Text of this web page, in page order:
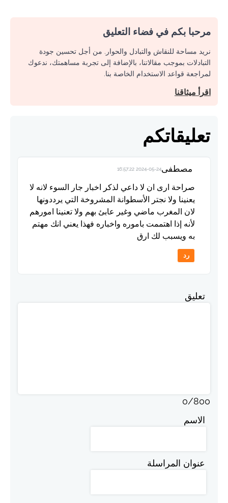
مرحبا بكم في فضاء التعليق
نريد مساحة للنقاش والتبادل والحوار. من أجل تحسين جودة
التبادلات بموجب مقالاتنا، بالإضافة إلى تجربة مساهمتك، ندعوك
لمراجعة قواعد الاستخدام الخاصة بنا.
اقرأ ميثاقنا
تعليقاتكم
مصطفى2024-05-24 16:57:22
صراحة ارى ان لا داعي لذكر اخبار جار السوء لانه لا
يعنينا ولا نجتر الأسطوانة المشروخة التي يرددونها
لان المغرب ماضي وغير عابئ بهم ولا تعنينا امورهم
لأنه إذا اهتممت باموره واخباره فهذا يعني انك مهتم
به ويسبب لك ارق
رد
تعليق
0/800
الاسم
عنوان المراسلة